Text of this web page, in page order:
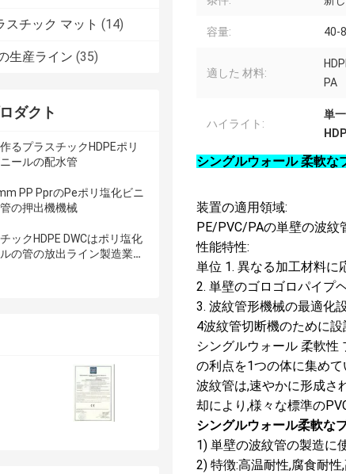
スチック マット (14)
生産ライン (35)
ダクト
るプラスチックHDPEポリ
ールの配水管
PP PprのPeポリ塩化ビニ
の押出機機械
ックHDPE DWCはポリ塩化
の管の放出ライン製造業者
容量: 40-
適した 材料:
PA
ハイライト:
単
シングルウォール 柔軟な
装置の適用領域:
PE/PVC/PAの単壁の波紋
性能特性:
単位 1. 異なる加工材料に
2. 単壁のゴロゴロパイプ
3. 波紋管形機械の最適化
4波紋管切断機のために
シングルウォール 柔軟性
の利点を1つの体に集めて
波紋管は,速やかに形成さ
却により,様々な標準の
シングルウォール柔軟な
1) 単壁の波紋管の製造に
2) 特徴:高温耐性,腐食耐